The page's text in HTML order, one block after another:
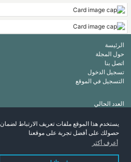
يستخدم هذا الموقع ملفات تعريف الارتباط لضمان
حصولك على أفضل تجربة على موقعنا
أعرف أكثر
الرئيسة
حول المجلة
اتصل بنا
تسجيل الدخول
التسجيل في الموقع
العدد الحالي
قائمة الكلمات الرئيسة
قائمة المؤلفين